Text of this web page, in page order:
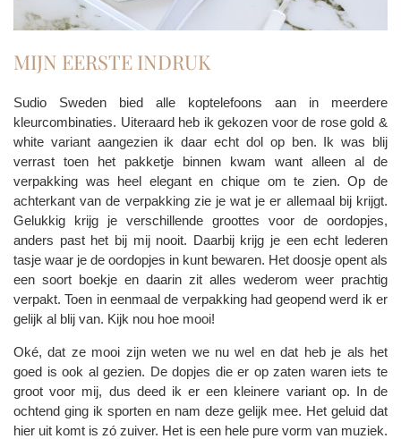
MIJN EERSTE INDRUK
Sudio Sweden bied alle koptelefoons aan in meerdere
kleurcombinaties. Uiteraard heb ik gekozen voor de rose gold &
white variant aangezien ik daar echt dol op ben. Ik was blij
verrast toen het pakketje binnen kwam want alleen al de
verpakking was heel elegant en chique om te zien. Op de
achterkant van de verpakking zie je wat je er allemaal bij krijgt.
Gelukkig krijg je verschillende groottes voor de oordopjes,
anders past het bij mij nooit. Daarbij krijg je een echt lederen
tasje waar je de oordopjes in kunt bewaren. Het doosje opent als
een soort boekje en daarin zit alles wederom weer prachtig
verpakt. Toen in eenmaal de verpakking had geopend werd ik er
gelijk al blij van. Kijk nou hoe mooi!
Oké, dat ze mooi zijn weten we nu wel en dat heb je als het
goed is ook al gezien. De dopjes die er op zaten waren iets te
groot voor mij, dus deed ik er een kleinere variant op. In de
ochtend ging ik sporten en nam deze gelijk mee. Het geluid dat
hier uit komt is zó zuiver. Het is een hele pure vorm van muziek.